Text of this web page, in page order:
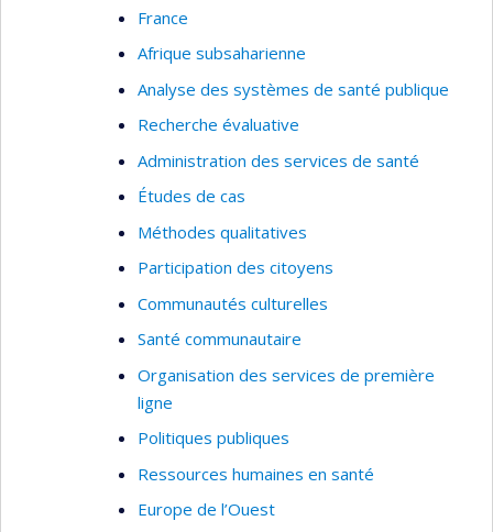
France
Afrique subsaharienne
Analyse des systèmes de santé publique
Recherche évaluative
Administration des services de santé
Études de cas
Méthodes qualitatives
Participation des citoyens
Communautés culturelles
Santé communautaire
Organisation des services de première
ligne
Politiques publiques
Ressources humaines en santé
Europe de l’Ouest